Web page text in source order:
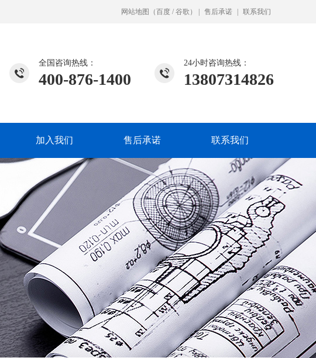
网站地图 （百度 / 谷歌 ） 售后承诺 联系我们
24小时咨询热线：
13807314826
全国咨询热线：
400-876-1400
加入我们 售后承诺 联系我们